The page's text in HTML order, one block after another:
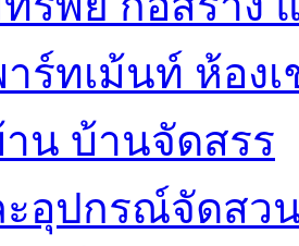
ร์ทเม้นท์ ห้องเ
น บ้านจัดสรร
อุปกรณ์จัดสว